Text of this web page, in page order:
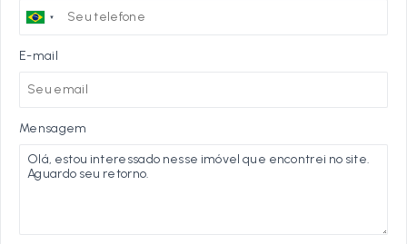
E-mail
Mensagem